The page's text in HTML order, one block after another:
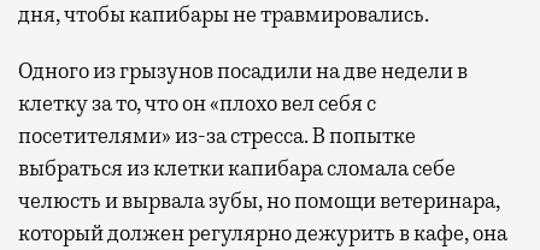
дня, чтобы капибары не травмировались.
Одного из грызунов посадили на две недели в
клетку за то, что он «плохо вел себя с
посетителями» из-за стресса. В попытке
выбраться из клетки капибара сломала себе
челюсть и вырвала зубы, но помощи ветеринара,
который должен регулярно дежурить в кафе, она